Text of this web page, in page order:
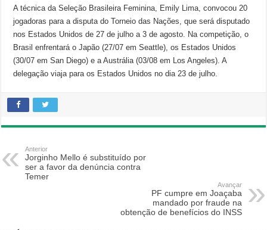
A técnica da Seleção Brasileira Feminina, Emily Lima, convocou 20
jogadoras para a disputa do Torneio das Nações, que será disputado
nos Estados Unidos de 27 de julho a 3 de agosto. Na competição, o
Brasil enfrentará o Japão (27/07 em Seattle), os Estados Unidos
(30/07 em San Diego) e a Austrália (03/08 em Los Angeles). A
delegação viaja para os Estados Unidos no dia 23 de julho.
Anterior
Jorginho Mello é substituído por
ser a favor da denúncia contra
Temer
Avançar
PF cumpre em Joaçaba
mandado por fraude na
obtenção de benefícios do INSS